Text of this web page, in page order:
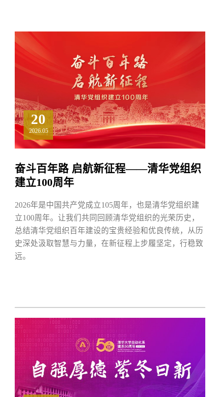
20
2026.05
奋斗百年路 启航新征程——清华党组织
建立100周年
2026年是中国共产党成立105周年，也是清华党组织建
立100周年。让我们共同回顾清华党组织的光荣历史，
总结清华党组织百年建设的宝贵经验和优良传统，从历
史深处汲取智慧与力量，在新征程上步履坚定，行稳致
远。